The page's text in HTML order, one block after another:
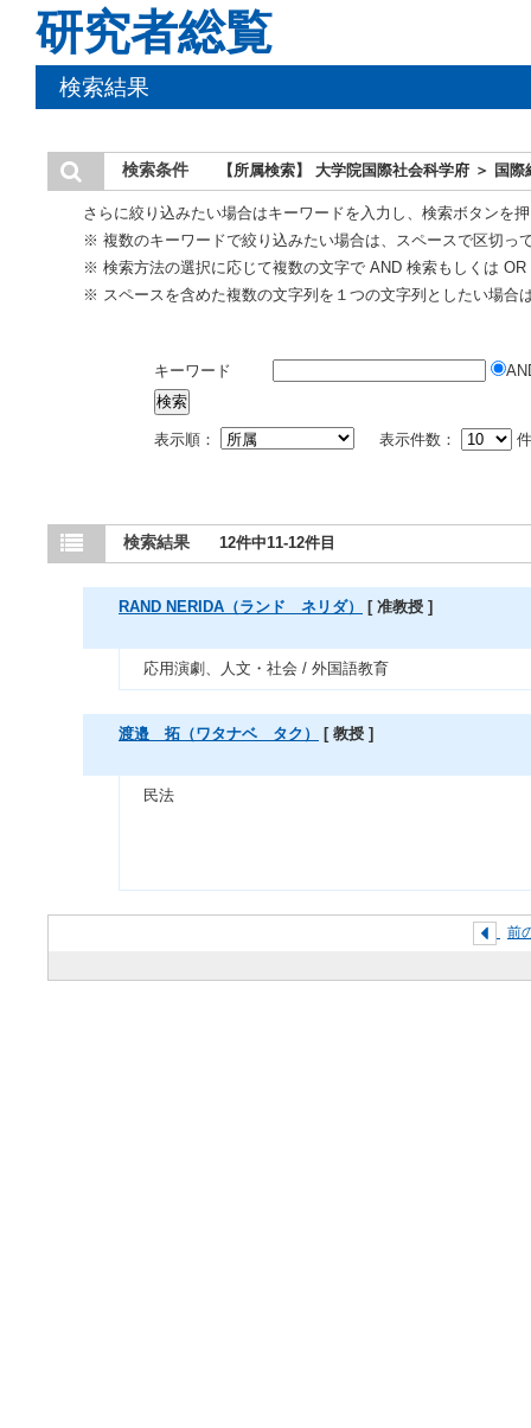
研究者総覧
検索結果
検索条件 【所属検索】 大学院国際社会科学府 ＞ 国
さらに絞り込みたい場合はキーワードを入力し、検索ボタンを
※ 複数のキーワードで絞り込みたい場合は、スペースで区切っ
※ 検索方法の選択に応じて複数の文字で AND 検索もしくは
※ スペースを含めた複数の文字列を１つの文字列としたい場合
キーワード
表示順： 表示件数：
検索結果 12件中11-12件目
RAND NERIDA（ランド ネリダ） [ 准教授 ]
応用演劇、人文・社会 / 外国語教育
渡邉 拓（ワタナベ タク） [ 教授 ]
民法
前